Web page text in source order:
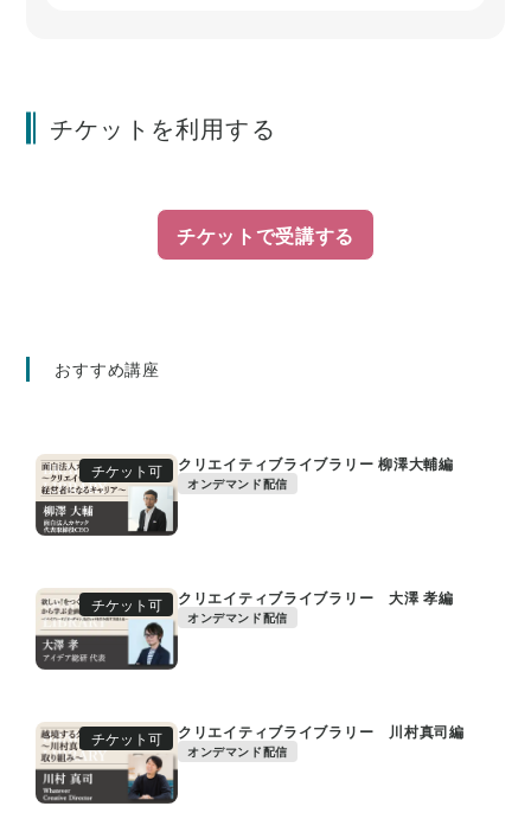
チケットを利用する
チケットで受講する
おすすめ講座
チケット可 クリエイティブライブラリー 柳澤大輔編
オンデマンド配信
チケット可 クリエイティブライブラリー 大澤 孝編
オンデマンド配信
チケット可 クリエイティブライブラリー 川村真司編
オンデマンド配信